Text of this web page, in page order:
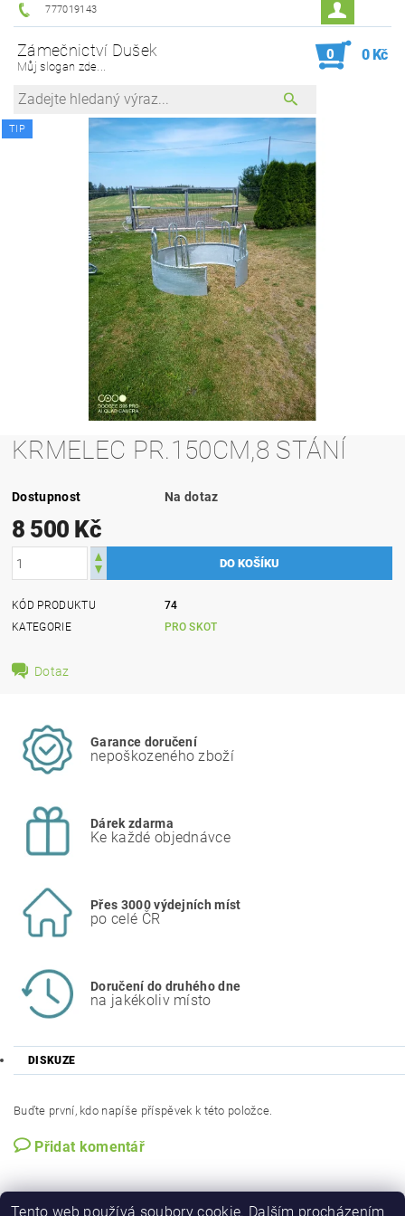
777019143
Zámečnictví Dušek
Můj slogan zde...
0 0 Kč
TIP
KRMELEC PR.150CM,8 STÁNÍ
Dostupnost Na dotaz
8 500 Kč
KÓD PRODUKTU
74
KATEGORIE
PRO SKOT
Dotaz
Garance doručení
nepoškozeného zboží
Dárek zdarma
Ke každé objednávce
Přes 3000 výdejních míst
po celé ČR
Doručení do druhého dne
na jakékoliv místo
DISKUZE
Buďte první, kdo napíše příspěvek k této položce.
Přidat komentář
Tento web používá soubory cookie. Dalším procházením